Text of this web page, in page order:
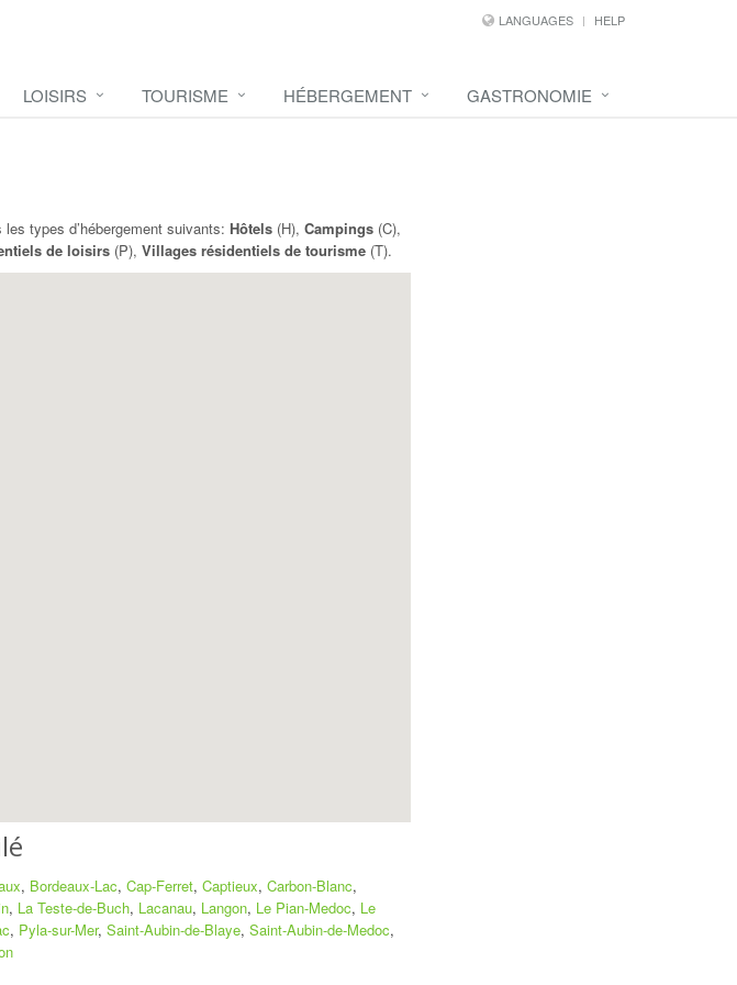
LANGUAGES HELP
LOISIRS TOURISME HÉBERGEMENT GASTRONOMIE
types d’hébergement suivants: Hôtels (H), Campings (C),
de loisirs (P), Villages résidentiels de tourisme (T).
, Bordeaux-Lac, Cap-Ferret, Captieux, Carbon-Blanc,
, La Teste-de-Buch, Lacanau, Langon, Le Pian-Medoc, Le
, Pyla-sur-Mer, Saint-Aubin-de-Blaye, Saint-Aubin-de-Medoc,